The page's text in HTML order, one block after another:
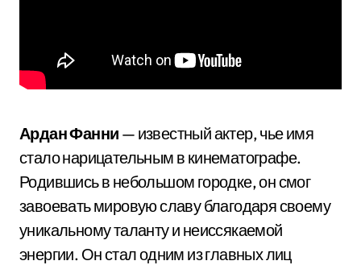
Ардан Фанни — известный актер, чье имя
стало нарицательным в кинематографе.
Родившись в небольшом городке, он смог
завоевать мировую славу благодаря своему
уникальному таланту и неиссякаемой
энергии. Он стал одним из главных лиц